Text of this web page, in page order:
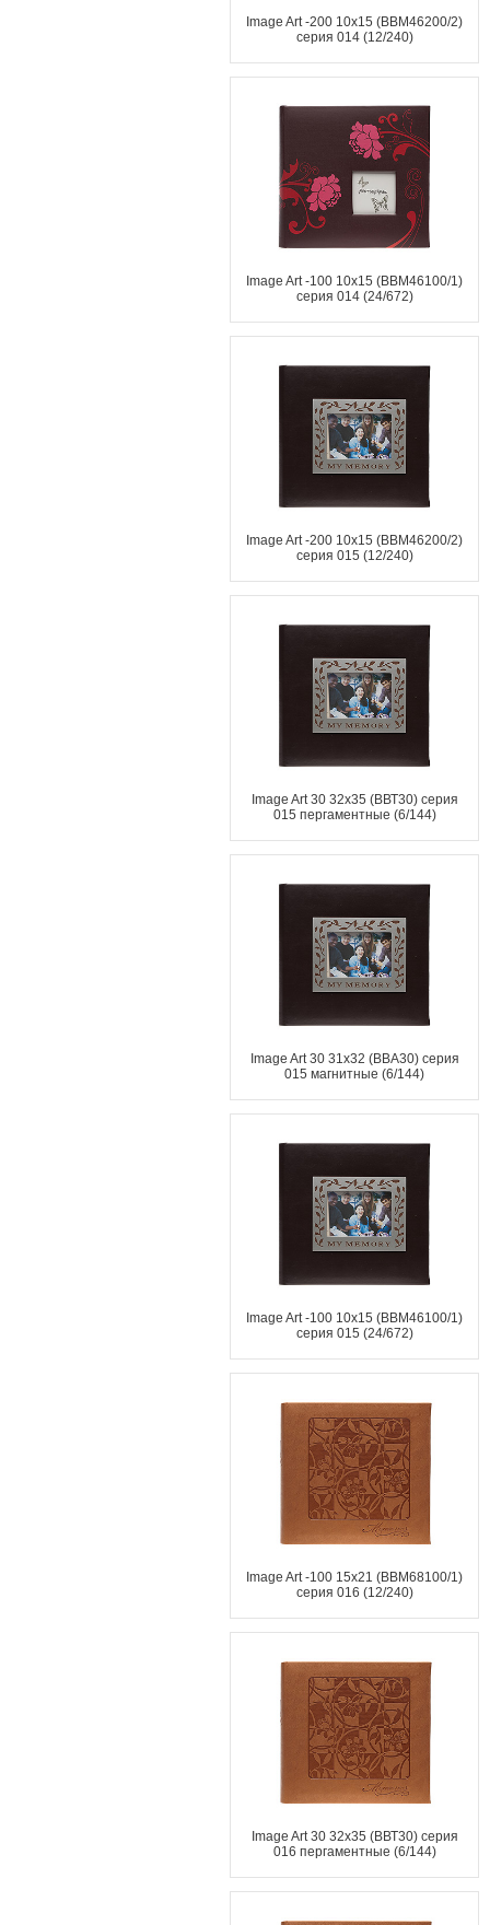
Image Art -200 10x15 (BBM46200/2)
серия 014 (12/240)
Image Art -100 10x15 (BBM46100/1)
серия 014 (24/672)
Image Art -200 10x15 (BBM46200/2)
серия 015 (12/240)
Image Art 30 32x35 (ВВТ30) серия
015 пергаментные (6/144)
Image Art 30 31x32 (ВВА30) серия
015 магнитные (6/144)
Image Art -100 10x15 (BBM46100/1)
серия 015 (24/672)
Image Art -100 15x21 (BBM68100/1)
серия 016 (12/240)
Image Art 30 32x35 (ВВТ30) серия
016 пергаментные (6/144)